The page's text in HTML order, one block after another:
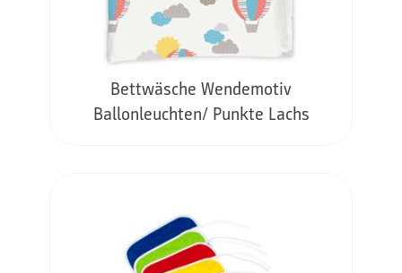
Bettwäsche Wendemotiv
Ballonleuchten/ Punkte Lachs